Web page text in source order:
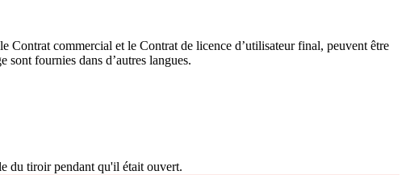
Contrat commercial et le Contrat de licence d’utilisateur final, peuvent être
sont fournies dans d’autres langues.
du tiroir pendant qu'il était ouvert.